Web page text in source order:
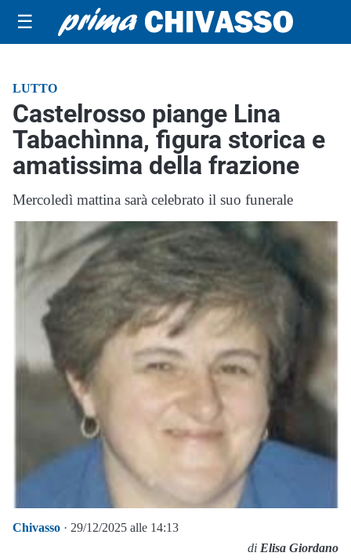
☰
LUTTO
Castelrosso piange Lina
Tabachìnna, figura storica e
amatissima della frazione
Mercoledì mattina sarà celebrato il suo funerale
Chivasso · 29/12/2025 alle 14:13
di Elisa Giordano